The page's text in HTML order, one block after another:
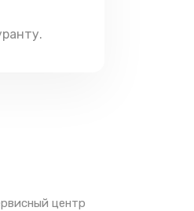
центр